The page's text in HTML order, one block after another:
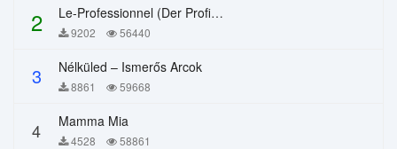
2 Le-Professionnel (Der Profi) – Chi Mai
9202 56440
3 Nélküled – Ismerős Arcok
8861 59668
4 Mamma Mia
4528 58861